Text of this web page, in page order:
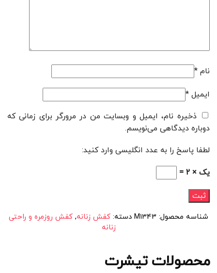
نام *
ایمیل *
ذخیره نام، ایمیل و وبسایت من در مرورگر برای زمانی که
دوباره دیدگاهی می‌نویسم.
لطفا پاسخ را به عدد انگلیسی وارد کنید:
یک × 2 =
شناسه محصول: M1343 دسته: کفش زنانه, کفش روزمره و راحتی
زنانه
محصولات تیشرت